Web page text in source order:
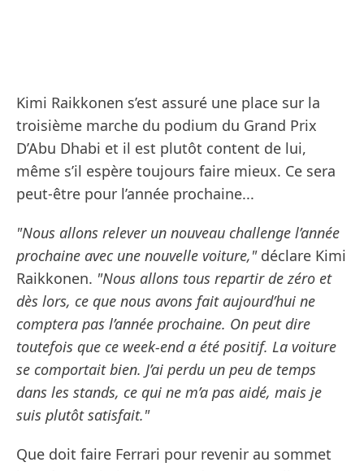
Kimi Raikkonen s’est assuré une place sur la
troisième marche du podium du Grand Prix
D’Abu Dhabi et il est plutôt content de lui,
même s’il espère toujours faire mieux. Ce sera
peut-être pour l’année prochaine...
"Nous allons relever un nouveau challenge l’année
prochaine avec une nouvelle voiture,"déclare Kimi
Raikkonen. "Nous allons tous repartir de zéro et
dès lors, ce que nous avons fait aujourd’hui ne
comptera pas l’année prochaine. On peut dire
toutefois que ce week-end a été positif. La voiture
se comportait bien. J’ai perdu un peu de temps
dans les stands, ce qui ne m’a pas aidé, mais je
suis plutôt satisfait."
Que doit faire Ferrari pour revenir au sommet